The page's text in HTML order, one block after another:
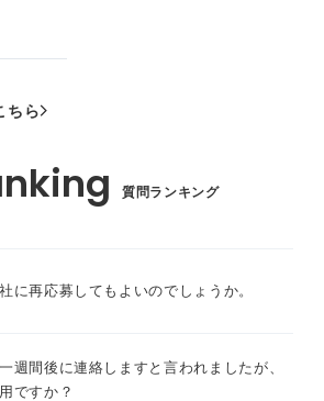
ちら
質問ランキング
に再応募してもよいのでしょうか。
週間後に連絡しますと言われましたが、
ですか？